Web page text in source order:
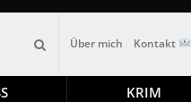
Über mich Kontakt
KRIM